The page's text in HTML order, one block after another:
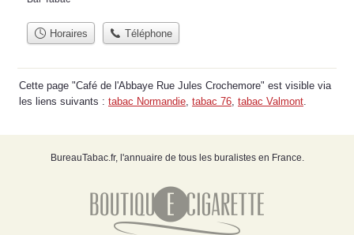
Horaires Téléphone
Cette page "Café de l'Abbaye Rue Jules Crochemore" est visible via
les liens suivants : tabac Normandie tabac 76 tabac Valmont
BureauTabac.fr, l'annuaire de tous les buralistes en France.